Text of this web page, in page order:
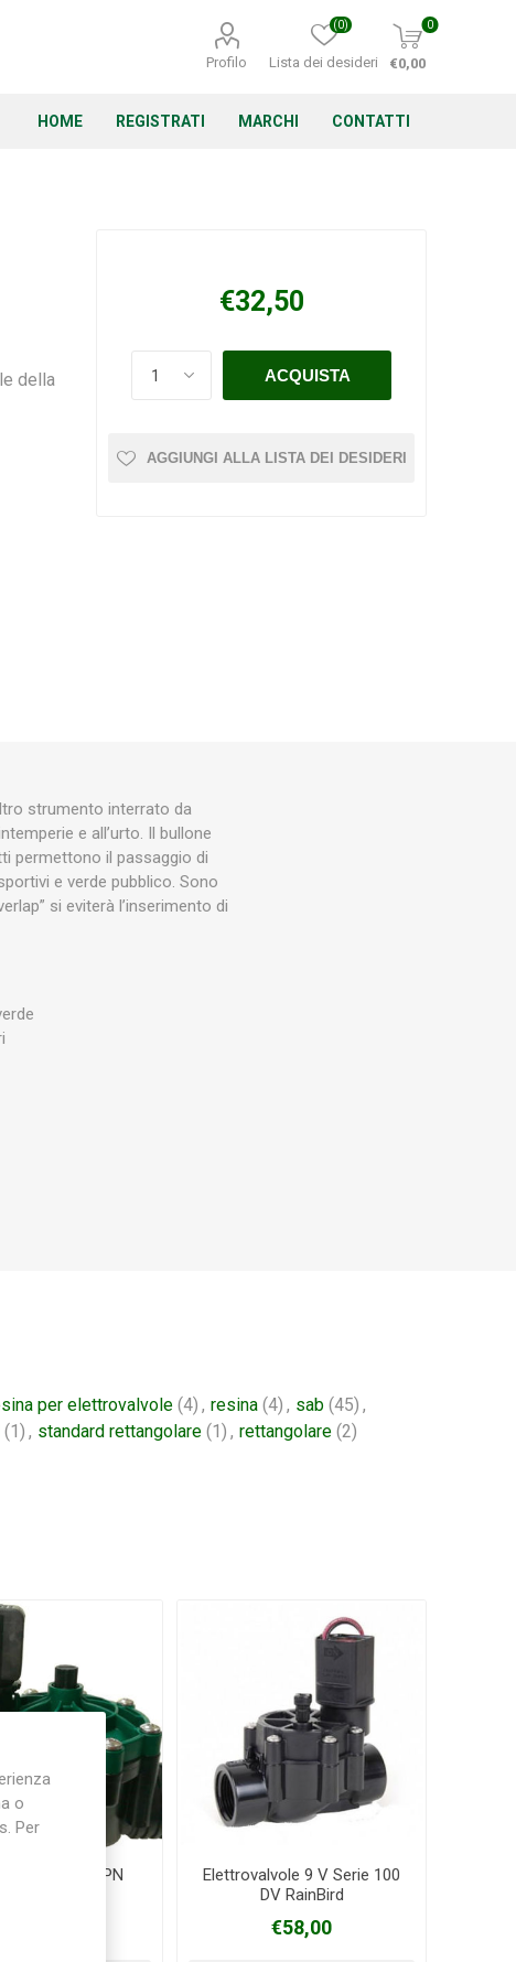
Profilo Lista dei desideri
(0) 0
€0,00
HOME REGISTRATI MARCHI
Echo
CONTATTI
della
€32,50
AGGIUNGI ALLA LISTA DEI DESIDERI
strumento interrato da
e all’urto. Il bullone
permettono il passaggio di
e verde pubblico. Sono
si eviterà l’inserimento di
per elettrovalvole (4) , resina (4) , sab (45) ,
(1) , standard rettangolare (1) , rettangolare (2)
24 V VPN
Elettrovalvole 9 V Serie 100
DV RainBird
€58,00
o
Per